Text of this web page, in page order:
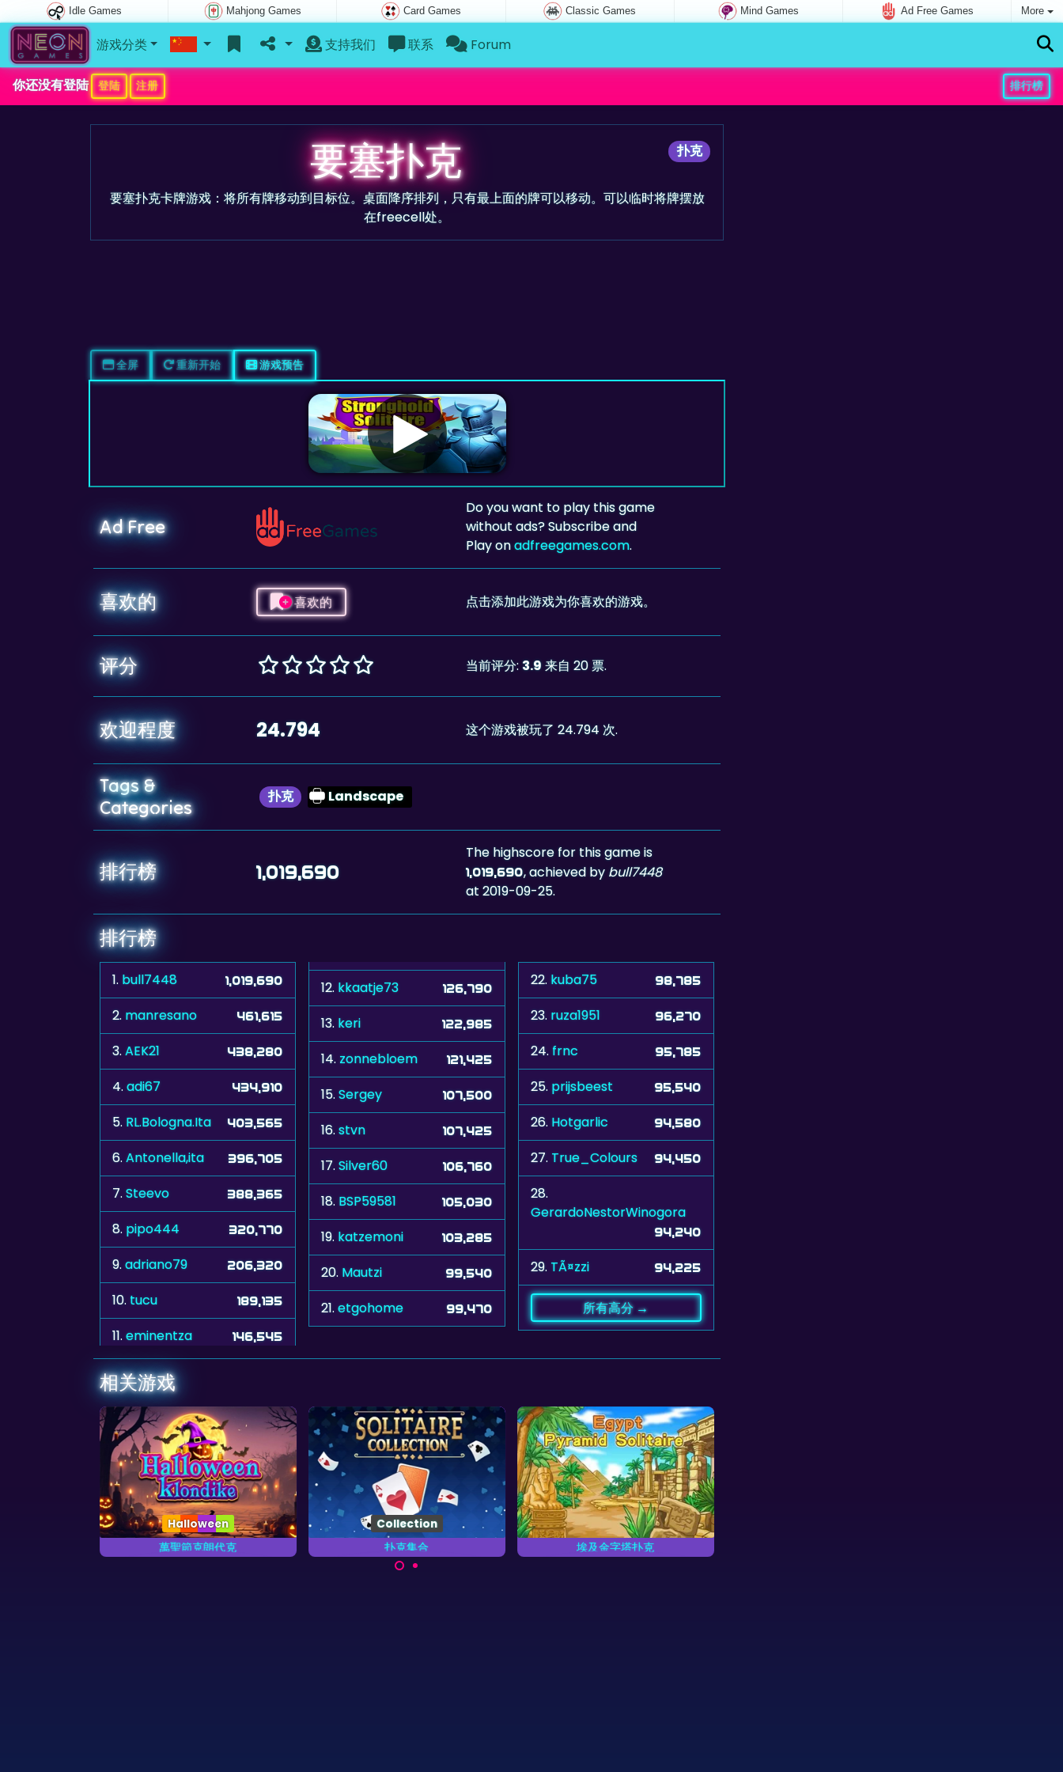
Idle Games Mahjong Games Card Games Classic Games Mind Games Ad Free Games More
游戏分类 支持我们 联系 Forum
你还没有登陆 登陆 注册 排行榜
扑克
要塞扑克
要塞扑克卡牌游戏：将所有牌移动到目标位。桌面降序排列，只有最上面的牌可以移动。可以临时将牌摆放
在freecell处。
全屏 重新开始 游戏预告
Ad Free
Do you want to play this game
without ads? Subscribe and
Play onadfreegames.com.
喜欢的 喜欢的 点击添加此游戏为你喜欢的游戏。
评分 当前评分: 3.9来自 20 票.
欢迎程度 24.794 这个游戏被玩了 24.794 次.
Tags &
Categories
扑克 Landscape
排行榜 1,019,690
The highscore for this game is
1,019,690, achieved by bull7448
at 2019-09-25.
排行榜
1. bull7448 1,019,690
2. manresano 461,615
3.AEK21 438,280
4.adi67 434,910
5. RL.Bologna.Ita 403,565
6.Antonella,ita 396,705
7.Steevo 388,365
8. pipo444 320,770
9.adriano79 206,320
10.tucu 189,135
11.eminentza 146,545
12. kkaatje73 126,790
13. keri 122,985
14.zonnebloem 121,425
15.Sergey 107,500
16.stvn 107,425
17.Silver60 106,760
18. BSP59581 105,030
19. katzemoni 103,285
20. Mautzi 99,540
21.etgohome 99,470
22. kuba75 98,785
23. ruza1951 96,270
24.frnc 95,785
25. prijsbeest 95,540
26. Hotgarlic 94,580
27. True_Colours 94,450
28.
GerardoNestorWinogora
94,240
29. TÃ¤zzi 94,225
所有高分 →
相关游戏
萬聖節克朗代克
Halloween
扑克集合
Collection
埃及金字塔扑克